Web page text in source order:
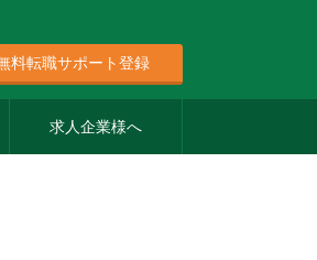
料転職サポート登録
求人企業様へ